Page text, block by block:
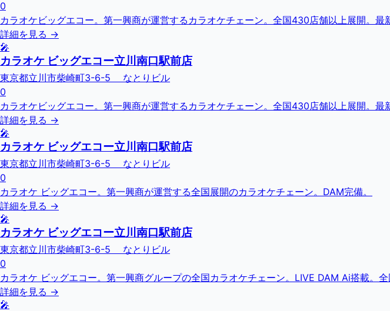
0
カラオケビッグエコー。第一興商が運営するカラオケチェーン。全国430店舗以上展開。最
詳細を見る →
🎤
カラオケ ビッグエコー立川南口駅前店
東京都立川市柴崎町3-6-5 なとりビル
0
カラオケビッグエコー。第一興商が運営するカラオケチェーン。全国430店舗以上展開。最
詳細を見る →
🎤
カラオケ ビッグエコー立川南口駅前店
東京都立川市柴崎町3-6-5 なとりビル
0
カラオケ ビッグエコー。第一興商が運営する全国展開のカラオケチェーン。DAM完備。
詳細を見る →
🎤
カラオケ ビッグエコー立川南口駅前店
東京都立川市柴崎町3-6-5 なとりビル
0
カラオケ ビッグエコー。第一興商グループの全国カラオケチェーン。LIVE DAM Ai搭載。全
詳細を見る →
🎤